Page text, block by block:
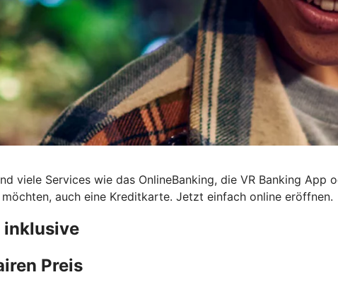
viele Services wie das OnlineBanking, die VR Banking
auch eine Kreditkarte. Jetzt einfach online eröffnen.
inklusive
Preis